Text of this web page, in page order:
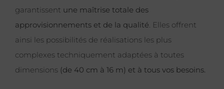
garantissent une maîtrise totale des
approvisionnements et de la qualité . Elles offrent
ainsi les possibilités de réalisations les plus
complexes techniquement adaptées à toutes
dimensions (de 40 cm à 16 m) et à tous vos besoins.